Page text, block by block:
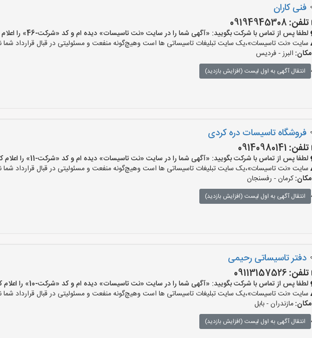
فنی کاران
تلفن: 09194945308
لطفا پس از تماس با شرکت بگویید: «آگهی شما را در سایت «نت تاسیسات» دیده ام و کد «شرکت-46» را اعلام کنید»
سایت «نت تاسیسات»،یک سایت تبلیغات تاسیساتی ها است وهیچ‌گونه منفعت و مسئولیتی در قبال قرارداد شما
مکان: البرز - فردیس
انتقال آگهی به اول لیست (افزایش بازدید)
‌فروشگاه تاسیسات دره کردی
تلفن: 09140980141
لطفا پس از تماس با شرکت بگویید: «آگهی شما را در سایت «نت تاسیسات» دیده ام و کد «شرکت-11» را اعلام کنید»
سایت «نت تاسیسات»،یک سایت تبلیغات تاسیساتی ها است وهیچ‌گونه منفعت و مسئولیتی در قبال قرارداد شما
مکان:کرمان - رفسنجان
انتقال آگهی به اول لیست (افزایش بازدید)
دفتر تاسیساتی رحیمی
تلفن: 09113157526
لطفا پس از تماس با شرکت بگویید: «آگهی شما را در سایت «نت تاسیسات» دیده ام و کد «شرکت-10» را اعلام کنید»
سایت «نت تاسیسات»،یک سایت تبلیغات تاسیساتی ها است وهیچ‌گونه منفعت و مسئولیتی در قبال قرارداد شما
مکان:مازندران - بابل
انتقال آگهی به اول لیست (افزایش بازدید)